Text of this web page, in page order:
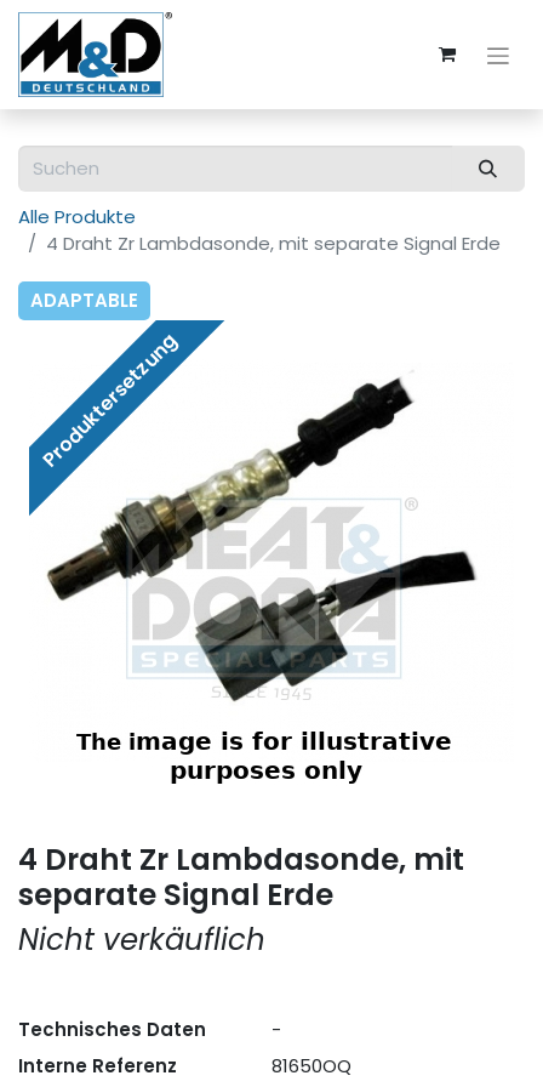
Alle Produkte
4 Draht Zr Lambdasonde, mit separate Signal Erde
ADAPTABLE
Produktersetzung
4 Draht Zr Lambdasonde, mit
separate Signal Erde
Nicht verkäuflich
Technisches Daten
-
Interne Referenz
81650OQ